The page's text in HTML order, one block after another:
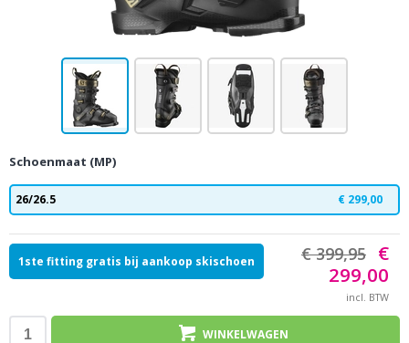
Schoenmaat (MP)
26/26.5 € 299,00
1ste fitting gratis bij aankoop skischoen € 399,95 €
299,00
incl. BTW
WINKELWAGEN